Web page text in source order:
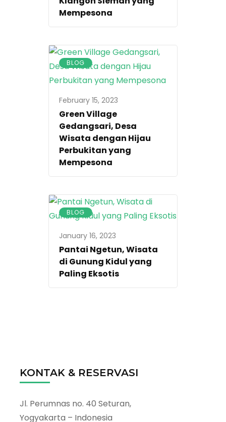
Mempesona
BLOG
February 15, 2023
Green Village
Gedangsari, Desa
Wisata dengan Hijau
Perbukitan yang
Mempesona
BLOG
January 16, 2023
Pantai Ngetun, Wisata
di Gunung Kidul yang
Paling Eksotis
KONTAK & RESERVASI
Jl. Perumnas no. 40 Seturan,
Yogyakarta – Indonesia